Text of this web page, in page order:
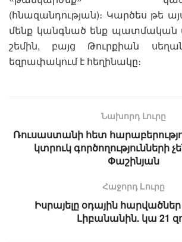
(հնազանդության)։ Կարծես թե
մենք կանգնած ենք պատմական
շեմին, բայց Թուրքիան
եզրափակում է հեղինակը։
Նախորդ Լուրը
Ռուսաստանի հետ
կտրուկ գործողությունների
Փաշինյան
Հաջորդ Lուրը
Իսրայելը օդային հարվածներ
Լիբանանին. կա 21